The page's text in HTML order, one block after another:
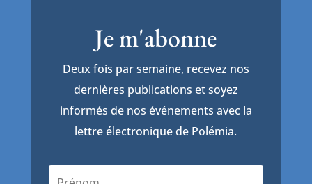
Je m'abonne
Deux fois par semaine, recevez nos
dernières publications et soyez
informés de nos événements avec la
lettre électronique de Polémia.